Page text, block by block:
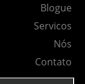
Blogue
Servicos
Nós
Contato